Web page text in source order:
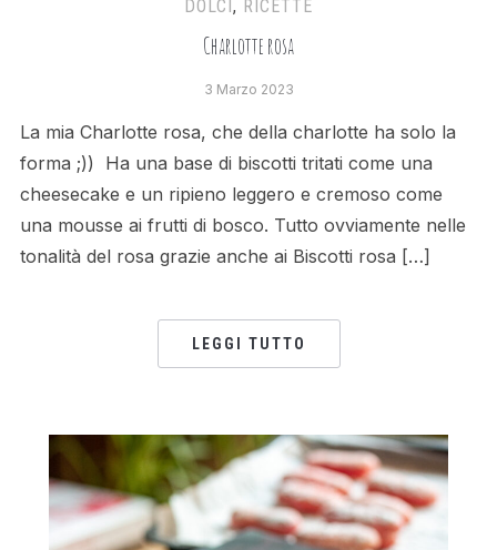
DOLCI , RICETTE
Charlotte rosa
3 Marzo 2023
La mia Charlotte rosa, che della charlotte ha solo la
forma ;)) Ha una base di biscotti tritati come una
cheesecake e un ripieno leggero e cremoso come
una mousse ai frutti di bosco. Tutto ovviamente nelle
tonalità del rosa grazie anche ai Biscotti rosa […]
LEGGI TUTTO